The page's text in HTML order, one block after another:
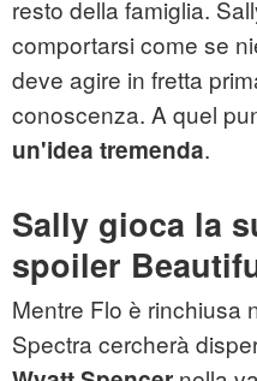
resto della famiglia.
comportarsi come se
deve agire in fretta
conoscenza. A quel
un'idea tremenda.
Sally gioca la
spoiler
Mentre Flo è rinchiusa
Spectra cercherà